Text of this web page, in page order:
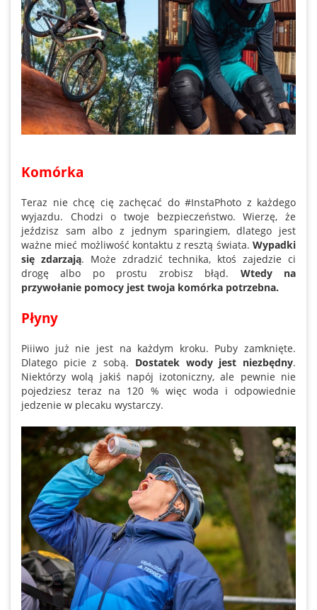
Komórka
Teraz nie chcę cię zachęcać do #InstaPhoto z każdego
wyjazdu. Chodzi o twoje bezpieczeństwo. Wierzę, że
jeździsz sam albo z jednym sparingiem, dlatego jest
ważne mieć możliwość kontaktu z resztą świata. Wypadki
się zdarzają. Może zdradzić technika, ktoś zajedzie ci
drogę albo po prostu zrobisz błąd. Wtedy na
przywołanie pomocy jest twoja komórka potrzebna.
Płyny
Piiiwo już nie jest na każdym kroku. Puby zamknięte.
Dlatego picie z sobą. Dostatek wody jest niezbędny.
Niektórzy wolą jakiś napój izotoniczny, ale pewnie nie
pojedziesz teraz na 120 % więc woda i odpowiednie
jedzenie w plecaku wystarczy.